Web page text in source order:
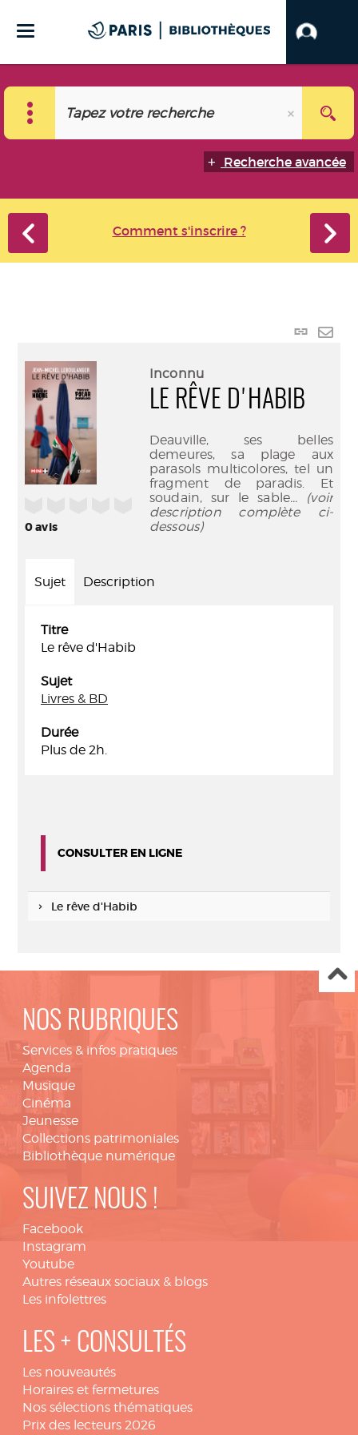
Recherche avancée
Comment s'inscrire ?
Lien
0avis
Inconnu
LE RÊVE D'HABIB
Deauville, ses belles
demeures, sa plage aux
parasols multicolores, tel un
fragment de paradis. Et
soudain, sur le sable... (voir
description complète ci-
dessous)
Sujet Description
Titre
Le rêve d'Habib
Sujet
Livres & BD
Durée
Plus de 2h.
CONSULTER EN LIGNE
Le rêve d'Habib
NOS RUBRIQUES
Services & infos pratiques
Agenda
Musique
Cinéma
Jeunesse
Collections patrimoniales
Bibliothèque numérique
SUIVEZ NOUS !
Facebook
Instagram
Youtube
Autres réseaux sociaux & blogs
Les infolettres
LES + CONSULTÉS
Les nouveautés
Horaires et fermetures
Nos sélections thématiques
Prix des lecteurs 2026